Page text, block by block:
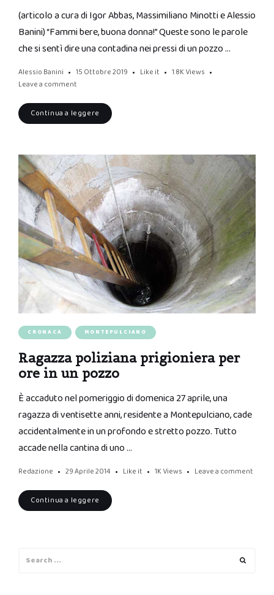
(articolo a cura di Igor Abbas, Massimiliano Minotti e Alessio
Banini) “Fammi bere, buona donna!” Queste sono le parole
che si sentì dire una contadina nei pressi di un pozzo …
Alessio Banini 15 Ottobre 2019 Like it 1.8K Views
Leave a comment
Continua a leggere
CRONACA MONTEPULCIANO
Ragazza poliziana prigioniera per
ore in un pozzo
È accaduto nel pomeriggio di domenica 27 aprile, una
ragazza di ventisette anni, residente a Montepulciano, cade
accidentalmente in un profondo e stretto pozzo. Tutto
accade nella cantina di uno …
Redazione 29 Aprile 2014 Like it 1K Views Leave a comment
Continua a leggere